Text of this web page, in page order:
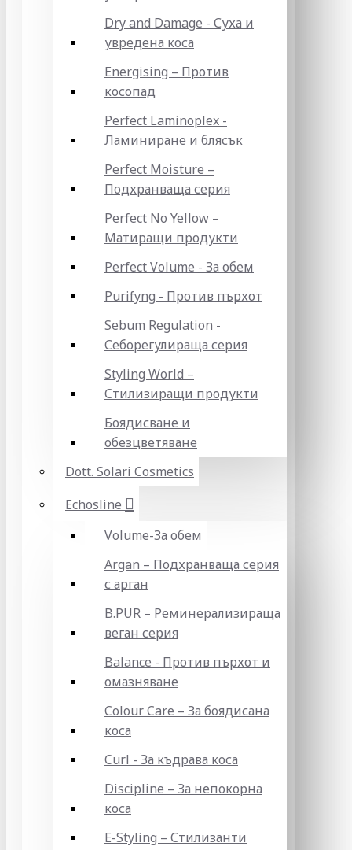
Dry and Damage - Суха и
увредена коса
Energising – Против
косопад
Perfect Laminoplex -
Ламиниране и блясък
Perfect Moisture –
Подхранваща серия
Perfect No Yellow –
Матиращи продукти
Perfect Volume - За обем
Purifyng - Против пърхот
Sebum Regulation -
Себорегулираща серия
Styling World –
Стилизиращи продукти
Боядисване и
обезцветяване
Dott. Solari Cosmetics
Echosline
Volume-За обем
Argan – Подхранваща серия
с арган
B.PUR – Реминерализираща
веган серия
Balance - Против пърхот и
омазняване
Colour Care – За боядисана
коса
Curl - За къдрава коса
Discipline – За непокорна
коса
E-Styling – Стилизанти